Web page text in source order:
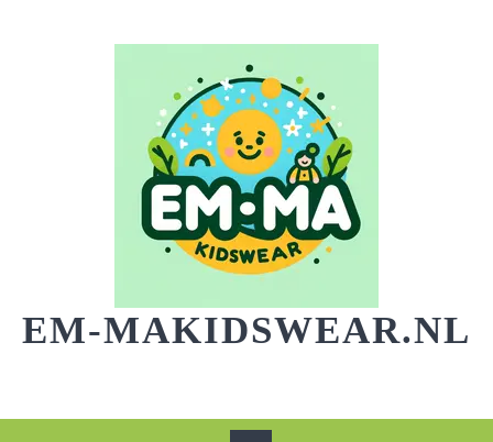
EM-MAKIDSWEAR.NL